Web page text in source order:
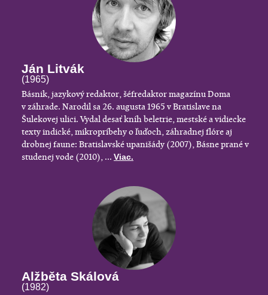
Ján Litvák
(1965)
Básnik, jazykový redaktor, šéfredaktor magazínu Doma
v záhrade. Narodil sa 26. augusta 1965 v Bratislave na
Šulekovej ulici. Vydal desať kníh beletrie, mestské a vidiecke
texty indické, mikropríbehy o ľuďoch, záhradnej flóre aj
drobnej faune: Bratislavské upanišády (2007), Básne prané v
studenej vode (2010), ...Viac.
Alžběta Skálová
(1982)